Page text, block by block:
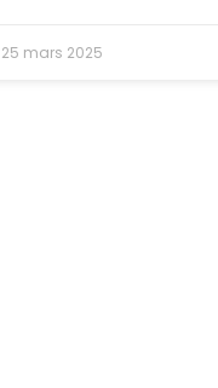
25 mars 2025